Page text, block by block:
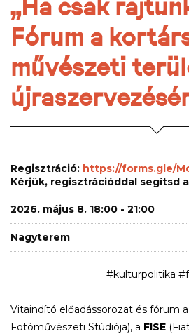
„Ha csak
Fórum a
művészeti
Regisztráció: https://forms.gle/
Kérjük, regisztrációddal segítsd
2026. május 8. 18:00 - 21:00
Nagyterem
#kulturpolitika
Vitaindító előadássorozat és fórum
Fotóművészeti Stúdiója), a FISE